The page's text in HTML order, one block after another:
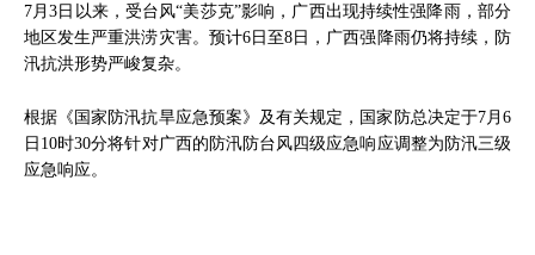
7月3日以来，受台风“美莎克”影响，广西出现持续性强降雨，部分
地区发生严重洪涝灾害。预计6日至8日，广西强降雨仍将持续，防
汛抗洪形势严峻复杂。
根据《国家防汛抗旱应急预案》及有关规定，国家防总决定于7月6
日10时30分将针对广西的防汛防台风四级应急响应调整为防汛三级
应急响应。